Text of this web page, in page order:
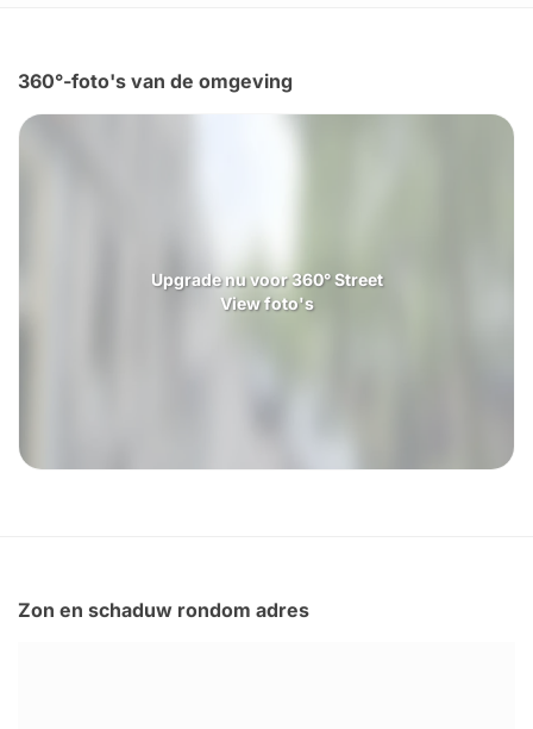
360°-foto's van de omgeving
Upgrade nu voor 360° Street
View foto's
Zon en schaduw rondom adres